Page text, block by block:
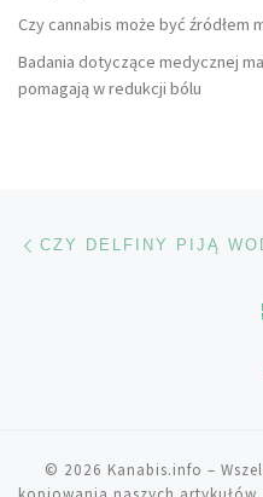
Czy cannabis może być źródłem
Badania dotyczące medycznej
pomagają w redukcji bólu
Nawigacja
CZY DELFINY PIJĄ
© 2026 Kanabis.info –